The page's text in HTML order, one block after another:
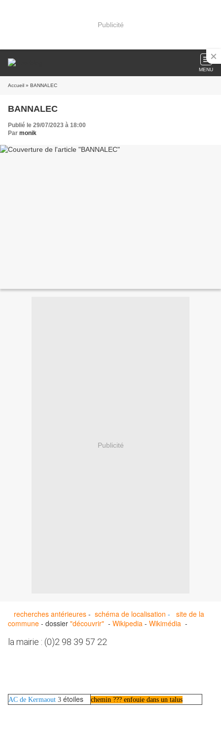
Publicité
MENU
Accueil » BANNALEC
BANNALEC
Publié le 29/07/2023 à 18:00
Par monik
Publicité
recherches antérieures - schéma de localisation -
site de la
commune - dossier "découvrir" - Wikipedia - Wikimédia -
la mairie : (0)2 98 39 57 22
AC de Kermaout 3 étoiles chemin ??? enfouie dans un talus